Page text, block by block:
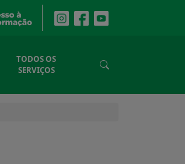
TODOS OS
SERVIÇOS